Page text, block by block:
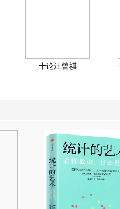
十论汪曾祺